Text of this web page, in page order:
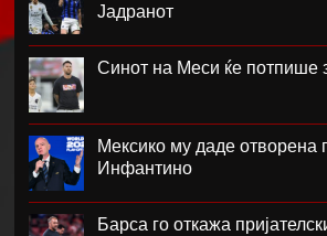
Јадранот
Синот на Меси ќе потпише
Мексико му даде отворена
Инфантино
Барса го откажа